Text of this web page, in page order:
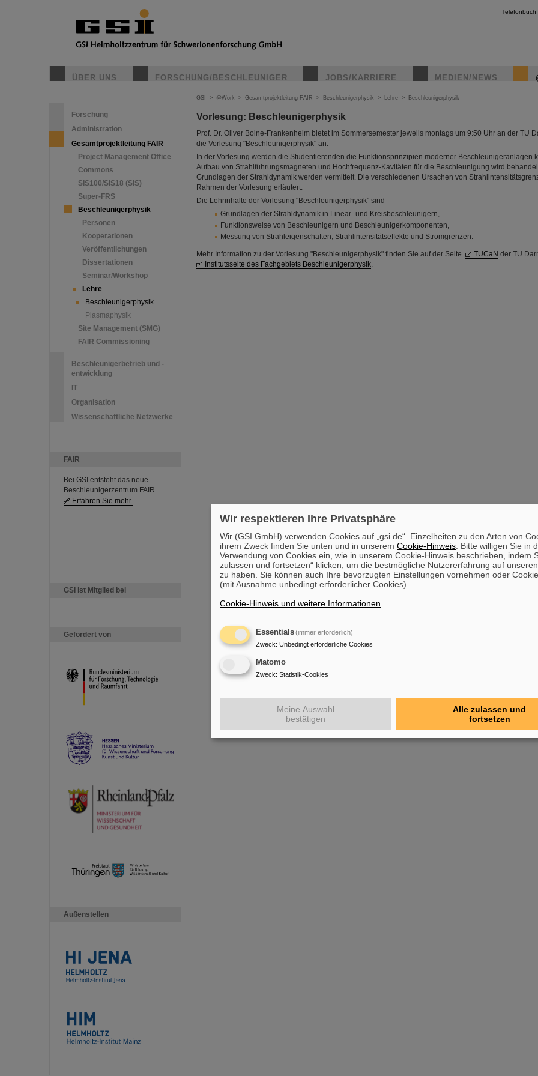
Telefonbuch
ÜBER UNS FORSCHUNG/BESCHLEUNIGER JOBS/KARRIERE MEDIEN/NEWS
Forschung
Administration
Gesamtprojektleitung FAIR
Project Management Office
Commons
SIS100/SIS18 (SIS)
Super-FRS
Beschleunigerphysik
Personen
Kooperationen
Veröffentlichungen
Dissertationen
Seminar/Workshop
Lehre
Beschleunigerphysik
Plasmaphysik
Site Management (SMG)
FAIR Commissioning
Beschleunigerbetrieb und -
entwicklung
IT
Organisation
Wissenschaftliche Netzwerke
FAIR
Bei GSI entsteht das neue
Beschleunigerzentrum FAIR.
Erfahren Sie mehr.
GSI ist Mitglied bei
Gefördert von
Außenstellen
GSI > @Work > Gesamtprojektleitung FAIR > Beschleunigerphysik > Lehre > Beschleunigerphysik
Vorlesung: Beschleunigerphysik
Prof. Dr. Oliver Boine-Frankenheim bietet im Sommersemester jeweils montags um 9:50 Uhr an der TU
die Vorlesung "Beschleunigerphysik" an.
In der Vorlesung werden die Studentierenden die Funktionsprinzipien moderner Beschleunigeranlagen
Aufbau von Strahlführungsmagneten und Hochfrequenz-Kavitäten für die Beschleunigung wird
Grundlagen der Strahldynamik werden vermittelt. Die verschiedenen Ursachen von
Rahmen der Vorlesung erläutert.
Die Lehrinhalte der Vorlesung "Beschleunigerphysik" sind
Grundlagen der Strahldynamik in Linear- und Kreisbeschleunigern,
Funktionsweise von Beschleunigern und Beschleunigerkomponenten,
Messung von Strahleigenschaften, Strahlintensitätseffekte und Stromgrenzen.
Mehr Information zu der Vorlesung "Beschleunigerphysik" finden Sie auf der Seite TUCaN der TU
Institutsseite des Fachgebiets Beschleunigerphysik.
Wir respektieren Ihre Privatsphäre
Wir (GSI GmbH) verwenden Cookies auf „gsi.de“. Einzelheiten zu den Arten von
ihrem Zweck finden Sie unten und in unserem Cookie-Hinweis . Bitte willigen Sie in
Verwendung von Cookies ein, wie in unserem Cookie-Hinweis beschrieben, indem
zulassen und fortsetzen“ klicken, um die bestmögliche Nutzererfahrung auf
zu haben. Sie können auch Ihre bevorzugten Einstellungen vornehmen oder
(mit Ausnahme unbedingt erforderlicher Cookies).
Cookie-Hinweis und weitere Informationen
Essentials(immer erforderlich)
Zweck: Unbedingt erforderliche Cookies
Matomo
Zweck: Statistik-Cookies
Meine Auswahl
bestätigen
Alle zulassen und
fortsetzen